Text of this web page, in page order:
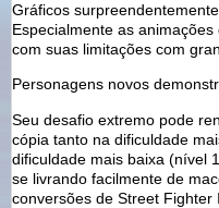
Gráficos
Especialmente as
com suas limitações com
Personagens novos
Seu desafio extremo pode
cópia tanto na dificuldade
dificuldade mais baixa (nível
se livrando facilmente de
conversões de Street Fighter